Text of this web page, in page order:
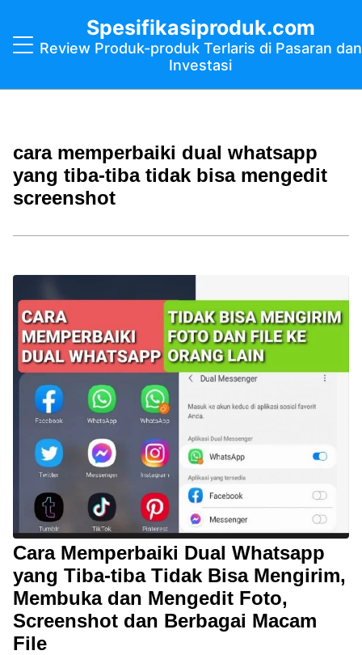
Spesifikasiproduk.com
Review Produk-produk Terlaris di Pasaran dan
Investasi
cara memperbaiki dual whatsapp
yang tiba-tiba tidak bisa mengedit
screenshot
Cara Memperbaiki Dual Whatsapp
yang Tiba-tiba Tidak Bisa Mengirim,
Membuka dan Mengedit Foto,
Screenshot dan Berbagai Macam
File